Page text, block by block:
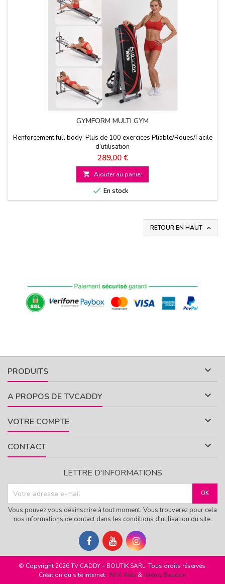
GYMFORM MULTI GYM
Renforcement full body Plus de 100 exercices Pliable/Roues/Facile
d’utilisation
Prix
289,00 €
 Ajouter au panier
 En stock
RETOUR EN HAUT 
PRODUITS 
A PROPOS DE TVCADDY 
VOTRE COMPTE 
CONTACT 
LETTRE D'INFORMATIONS
Vous pouvez vous désinscrire à tout moment. Vous trouverez pour cela
nos informations de contact dans les conditions d'utilisation du site.
© Copyright 2026 TV CADDY – BOUTIK SARL. Tous droits réservés.
Création du site internet : NYX Web & Jérémy Baudon